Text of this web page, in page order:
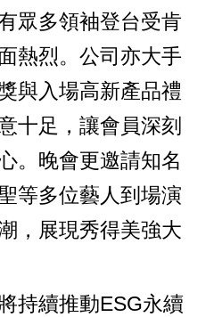
眾多領袖登台受肯
熱烈。公司亦大手
與入場高新產品禮
十足，讓會員深刻
。晚會更邀請知名
等多位藝人到場演
，展現秀得美強大
持續推動ESG永續